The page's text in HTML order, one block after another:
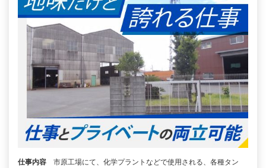
仕事内容
市原工場にて、化学プラントなどで使用される、各種タン